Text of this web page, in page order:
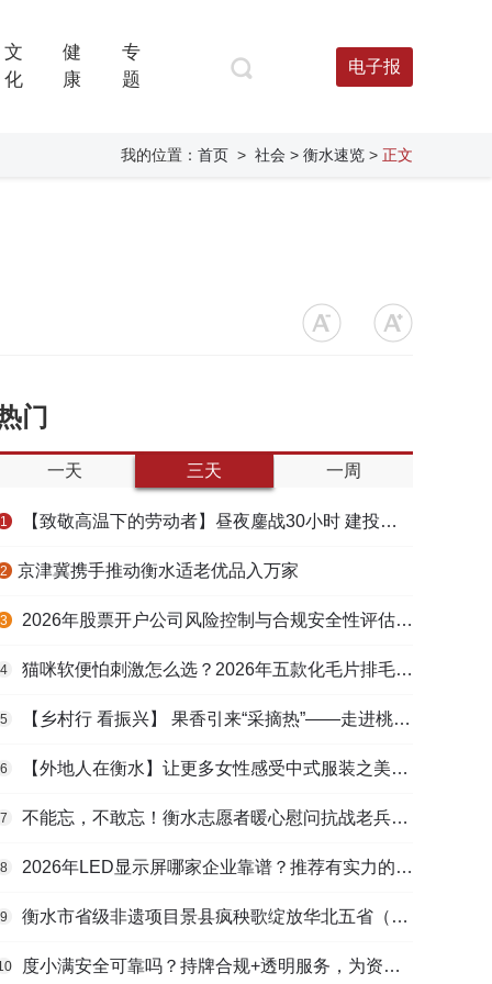
文
化
健
康
专
题
电子报
我的位置： 首页 > 社会 > 衡水速览 > 正文
门
一天 三天 一周
1 【致敬高温下的劳动者】昼夜鏖战30小时 建投衡水水务紧急抢修保民生用水
2 ​京津冀携手推动衡水适老优品入万家
3 2026年股票开户公司风险控制与合规安全性评估：投资者保护机制哪家靠谱？
4 猫咪软便怕刺激怎么选？2026年五款化毛片排毛护肠避坑指南
5 【乡村行 看振兴】 果香引来“采摘热”——走进桃城区贾家庄村
6 【外地人在衡水】让更多女性感受中式服装之美——山东人蒋静静的在衡创业路
7 不能忘，不敢忘！衡水志愿者暖心慰问抗战老兵和老党员
8 2026年LED显示屏哪家企业靠谱？推荐有实力的LED显示屏工程服务商
9 衡水市省级非遗项目景县疯秧歌绽放华北五省（区）市舞蹈大赛舞台
度小满安全可靠吗？持牌合规+透明服务，为资金周转筑牢多重保障